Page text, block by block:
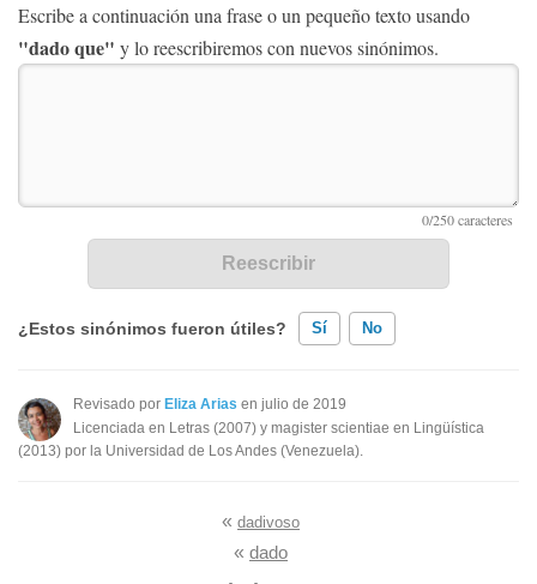
Escribe a continuación una frase o un pequeño texto usando
"dado que" y lo reescribiremos con nuevos sinónimos.
¿Estos sinónimos fueron útiles? Sí No
Existen sinónimos incorrectos
Ninguno de los sinónimos presentados me ayudó
Revisado por Eliza Arias en julio de 2019
Licenciada en Letras (2007) y magister scientiae en Lingüística
(2013) por la Universidad de Los Andes (Venezuela).
« dadivoso
« dado